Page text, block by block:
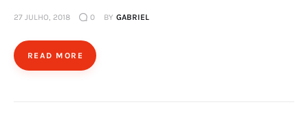
27 JULHO, 2018 0 BY GABRIEL
READ MORE